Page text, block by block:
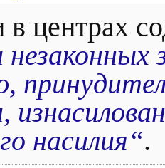
центрах
насилия“.